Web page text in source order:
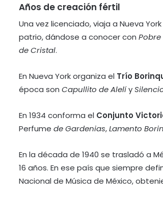
Años de creación fértil
Una vez licenciado, viaja a Nueva
patrio, dándose a conocer con
de Cristal.
En Nueva York organiza el Trío
época son Capullito de Alelíy
En 1934 conforma el Conjunto
Perfume de Gardenias,Lamento
En la década de 1940 se trasladó a
16 años. En ese país que siempre
Nacional de Música de México,